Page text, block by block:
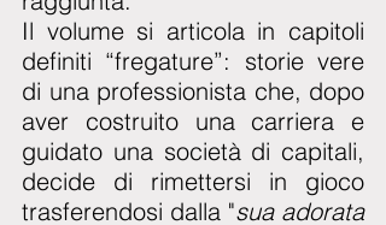
Il volume si articola in capitoli
definiti “fregature”: storie vere
di una professionista che, dopo
aver costruito una carriera e
guidato una società di capitali,
decide di rimettersi in gioco
trasferendosi dalla "sua adorata